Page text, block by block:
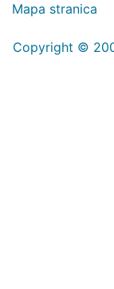
Mapa stranica
Copyright ©